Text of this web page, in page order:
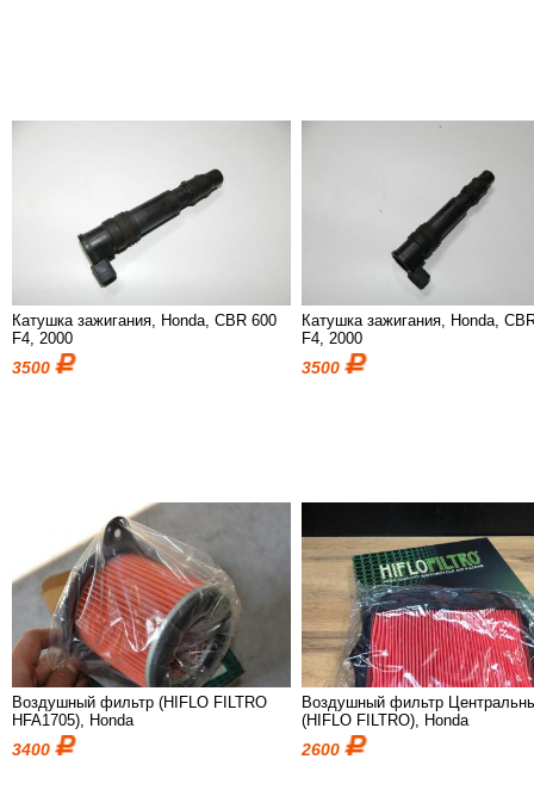
Катушка зажигания, Honda, CBR 600
F4, 2000
3500
Катушка зажигания, Honda,
F4, 2000
3500
Воздушный фильтр (HIFLO FILTRO
HFA1705), Honda
3400
Воздушный фильтр
(HIFLO FILTRO), Honda
2600